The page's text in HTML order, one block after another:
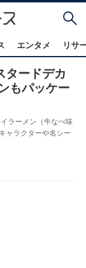
エンタメ リサ
タードデカ
もパッケー
ラーメン（牛なべ味
ャラクターや名シー